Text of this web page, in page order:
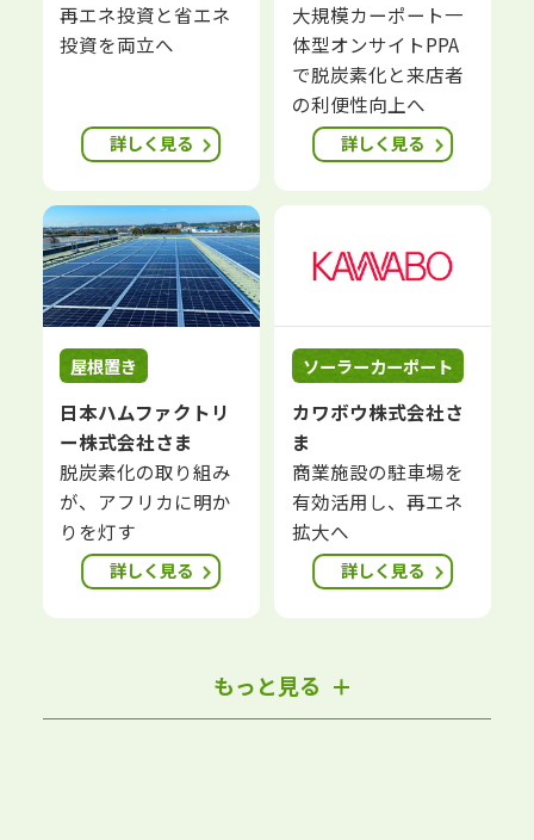
再エネ投資と省エネ
投資を両立へ
詳しく見る
大規模カーポート一
体型オンサイトPPA
で脱炭素化と来店者
の利便性向上へ
詳しく見る
屋根置き
日本ハムファクトリ
ー株式会社さま
脱炭素化の取り組み
が、アフリカに明か
りを灯す
詳しく見る
ソーラーカーポート
カワボウ株式会社さ
ま
商業施設の駐車場を
有効活用し、再エネ
拡大へ
詳しく見る
もっと見る